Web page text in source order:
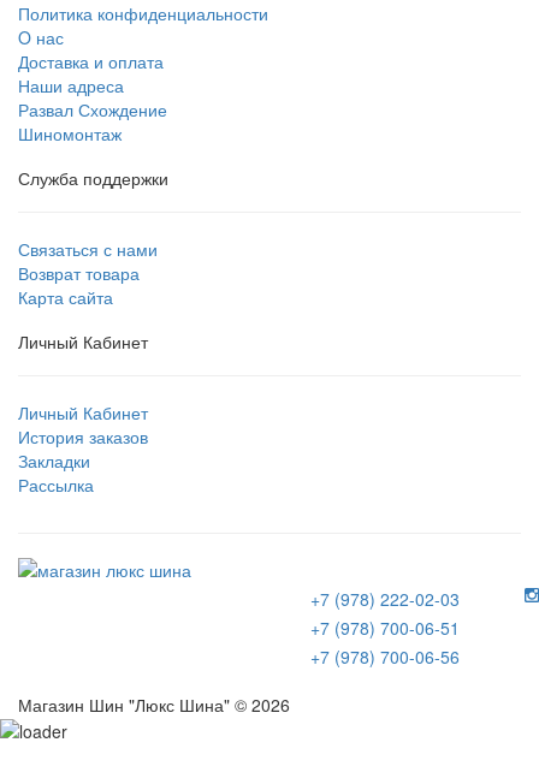
Политика конфиденциальности
O нас
Доставка и оплата
Наши адреса
Развал Схождение
Шиномонтаж
Служба поддержки
Связаться с нами
Возврат товара
Карта сайта
Личный Кабинет
Личный Кабинет
История заказов
Закладки
Рассылка
+7 (978) 222-02-03
+7 (978) 700-06-51
+7 (978) 700-06-56
Магазин Шин "Люкс Шина" © 2026